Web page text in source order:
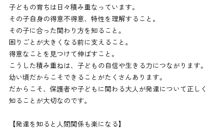
子どもの育ちは日々積み重なっています。
その子自身の得意不得意、特性を理解すること。
その子に合った関わり方を知ること。
困りごとが大きくなる前に支えること。
得意なことを見つけて伸ばすこと。
こうした積み重ねは、子どもの自信や生きる力につながります。
幼い頃だからこそできることがたくさんあります。
だからこそ、保護者や子どもに関わる大人が発達について正しく
知ることが大切なのです。
【発達を知ると人間関係も楽になる】